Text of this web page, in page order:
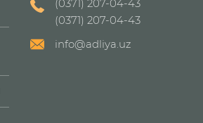
(0371) 207-04-43
(0371) 207-04-43
info@adliya.uz